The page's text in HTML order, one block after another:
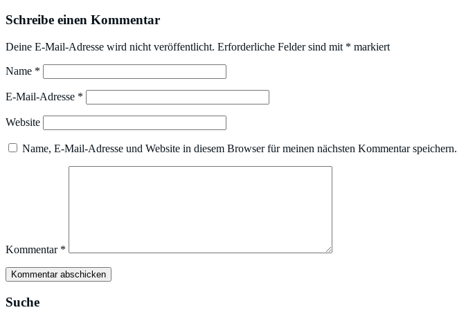
Schreibe einen Kommentar
Deine E-Mail-Adresse wird nicht veröffentlicht. Erforderliche Felder sind mit * markiert
Name *
E-Mail-Adresse *
Website
Name, E-Mail-Adresse und Website in diesem Browser für meinen nächsten Kommentar speichern.
Kommentar *
Suche